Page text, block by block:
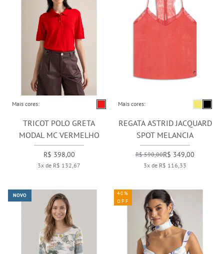
Mais cores:
TRICOT POLO GRETA
MODAL MC VERMELHO
R$ 398,00
3x de R$ 132,67
Mais cores:
REGATA ASTRID JACQUARD
SPOT MELANCIA
R$ 590,00R$ 349,00
3x de R$ 116,33
NOVO
40%
OFF